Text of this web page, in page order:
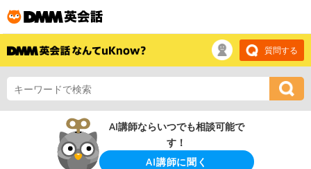
質問する
AI講師ならいつでも相談可能で
す！
AI講師に聞く